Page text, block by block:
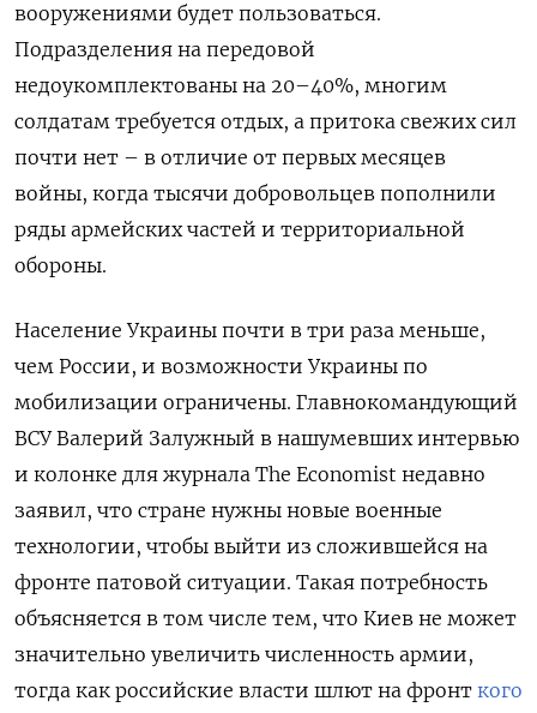
вооружениями будет пользоваться.
Подразделения на передовой
недоукомплектованы на 20–40%, многим
солдатам требуется отдых, а притока свежих сил
почти нет – в отличие от первых месяцев
войны, когда тысячи добровольцев пополнили
ряды армейских частей и территориальной
обороны.
Население Украины почти в три раза меньше,
чем России, и возможности Украины по
мобилизации ограничены. Главнокомандующий
ВСУ Валерий Залужный в нашумевших интервью
и колонке для журнала The Economist недавно
заявил, что стране нужны новые военные
технологии, чтобы выйти из сложившейся на
фронте патовой ситуации. Такая потребность
объясняется в том числе тем, что Киев не может
значительно увеличить численность армии,
тогда как российские власти шлют на фронт кого